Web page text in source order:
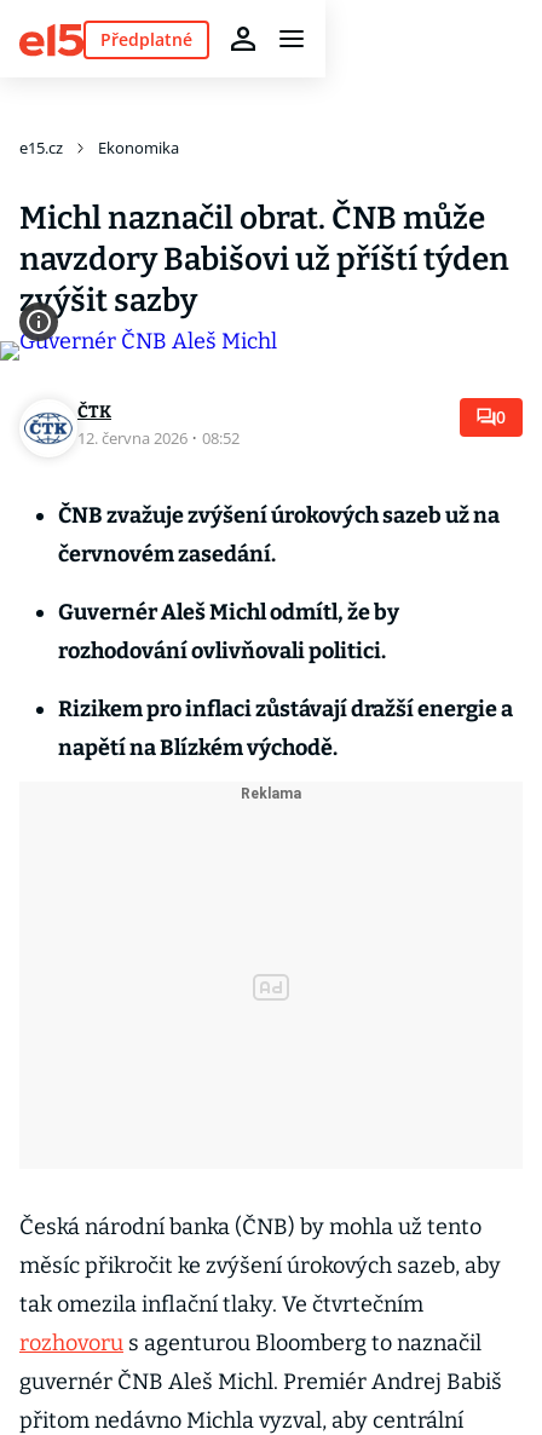
Předplatné
e15.cz Ekonomika
Michl naznačil obrat. ČNB může
navzdory Babišovi už příští týden
zvýšit sazby
ČTK
12. června 2026 · 08:52
0
ČNB zvažuje zvýšení úrokových sazeb už na
červnovém zasedání.
Guvernér Aleš Michl odmítl, že by
rozhodování ovlivňovali politici.
Rizikem pro inflaci zůstávají dražší energie a
napětí na Blízkém východě.
Česká národní banka (ČNB) by mohla už tento
měsíc přikročit ke zvýšení úrokových sazeb, aby
tak omezila inflační tlaky. Ve čtvrtečním
rozhovoru s agenturou Bloomberg to naznačil
guvernér ČNB Aleš Michl. Premiér Andrej Babiš
přitom nedávno Michla vyzval, aby centrální